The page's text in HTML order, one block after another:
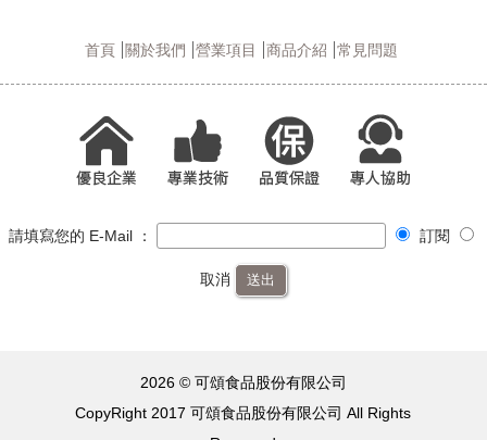
首頁 關於我們 營業項目 商品介紹 常見問題
請填寫您的 E-Mail ： 訂閱
取消 送出
2026 © 可頌食品股份有限公司
CopyRight 2017 可頌食品股份有限公司 All Rights